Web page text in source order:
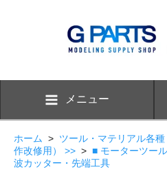
メニュー
ホーム > ツール・マテリアル各
作改修用） >> > ■ モーターツー
波カッター・先端工具